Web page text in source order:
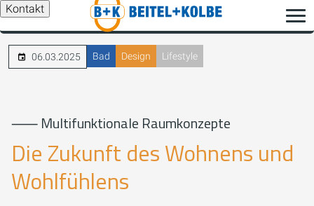
Kontakt
06.03.2025 Bad Design Lifestyle
⸺ Multifunktionale Raumkonzepte
Die Zukunft des Wohnens und
Wohlfühlens